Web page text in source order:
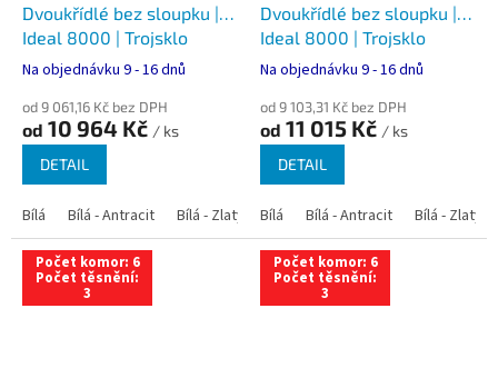
Dvoukřídlé bez sloupku |
Ideal 8000 | Trojsklo
Na objednávku 9 - 16 dnů
od 9 061,16 Kč bez DPH
od 10 964 Kč / ks
DETAIL
Bílá Bílá - Antracit Bílá - Zlatý dub Bílá - Tmavý dub Bílá -
Dvoukřídlé bez sloupku |
Ideal 8000 | Trojsklo
Na objednávku 9 - 16 dnů
od 9 103,31 Kč bez DPH
od 11 015 Kč / ks
DETAIL
Bílá Bílá - Antracit Bílá - Zlatý
Počet komor: 6
Počet těsnění:
3
Počet komor: 6
Počet těsnění:
3